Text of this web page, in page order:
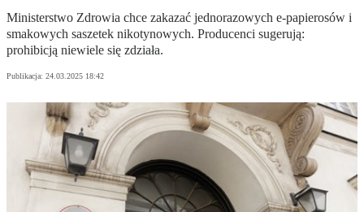
Ministerstwo Zdrowia chce zakazać jednorazowych e-papierosów i
smakowych saszetek nikotynowych. Producenci sugerują:
prohibicją niewiele się zdziała.
Publikacja: 24.03.2025 18:42